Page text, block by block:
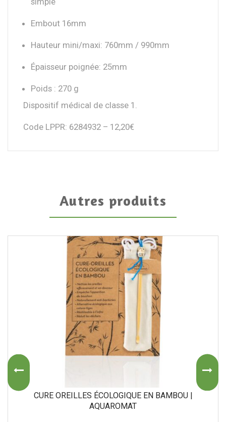
Embout 16mm
Hauteur mini/maxi: 760mm / 990mm
Épaisseur poignée: 25mm
Poids : 270 g
Dispositif médical de classe 1.
Code LPPR: 6284932 – 12,20€
Autres produits
CURE OREILLES ÉCOLOGIQUE EN BAMBOU |
AQUAROMAT